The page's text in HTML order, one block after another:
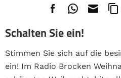
Schalten Sie ein!
Stimmen Sie sich auf die
ein! Im Radio Brocken